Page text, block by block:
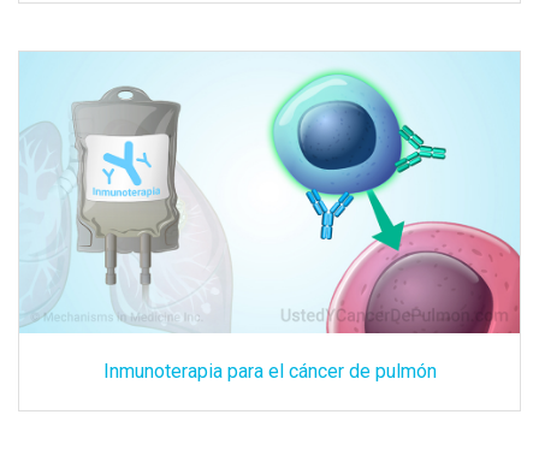
Inmunoterapia para el cáncer de pulmón